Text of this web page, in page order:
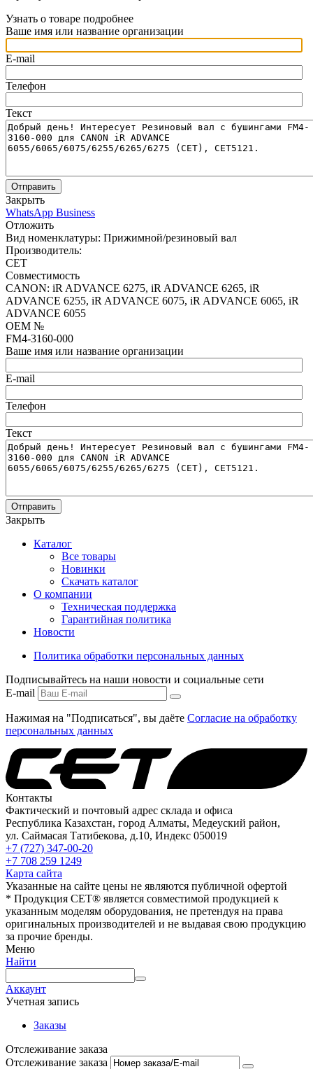
Узнать о товаре подробнее
Ваше имя или название организации
E-mail
Телефон
Текст
Отправить
Закрыть
WhatsApp Business
Отложить
Вид номенклатуры: Прижимной/резиновый вал
Производитель:
CET
Совместимость
CANON: iR ADVANCE 6275, iR ADVANCE 6265, iR
ADVANCE 6255, iR ADVANCE 6075, iR ADVANCE 6065, iR
ADVANCE 6055
OEM №
FM4-3160-000
Ваше имя или название организации
E-mail
Телефон
Текст
Отправить
Закрыть
Каталог
Все товары
Новинки
Скачать каталог
О компании
Техническая поддержка
Гарантийная политика
Новости
Политика обработки персональных данных
Подписывайтесь на наши новости и социальные сети
E-mail
Нажимая на "Подписаться", вы даёте Согласие на обработку
персональных данных
Контакты
Фактический и почтовый адрес склада и офиса
Республика Казахстан, город Алматы, Медеуский район,
ул. Саймасая Татибекова, д.10, Индекс 050019
+7 (727) 347-00-20
+7 708 259 1249
Карта сайта
Указанные на сайте цены не являются публичной офертой
* Продукция СЕТ® является совместимой продукцией к
указанным моделям оборудования, не претендуя на права
оригинальных производителей и не выдавая свою продукцию
за прочие бренды.
Меню
Найти
Аккаунт
Учетная запись
Заказы
Отслеживание заказа
Отслеживание заказа